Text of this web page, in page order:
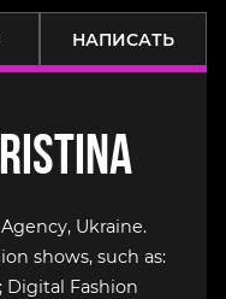
НАПИСАТЬ
Ukraine.
shows, such as:
Digital Fashion